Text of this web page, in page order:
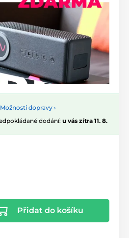
Možnosti dopravy ›
dodání: u vás zítra 11. 8.
Přidat do košíku